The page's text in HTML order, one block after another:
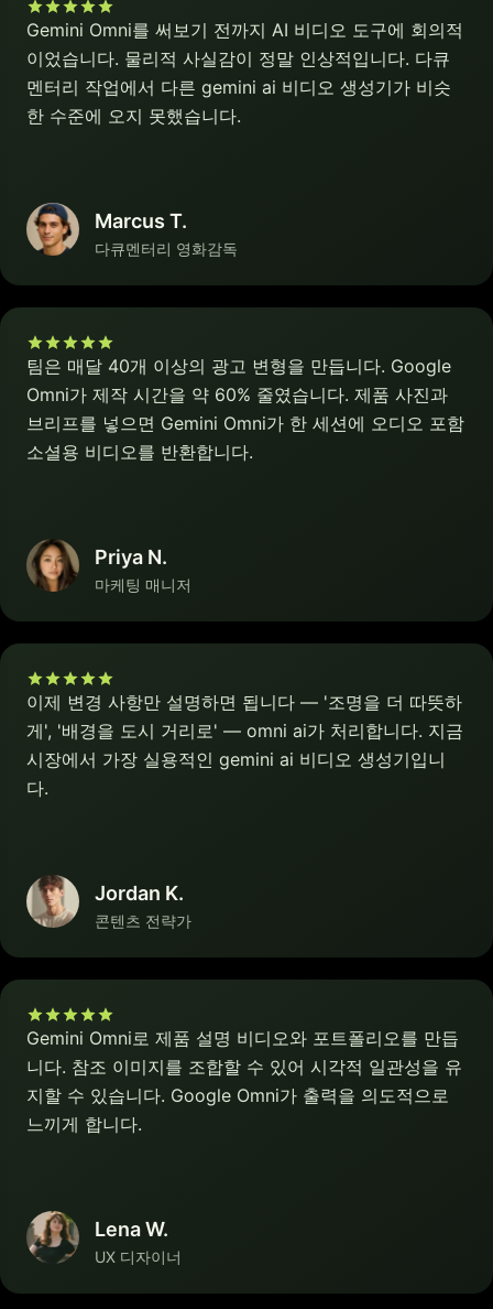
Gemini Omni를 써보기 전까지 AI 비디오 도구에 회의적
이었습니다. 물리적 사실감이 정말 인상적입니다. 다큐
멘터리 작업에서 다른 gemini ai 비디오 생성기가 비슷
한 수준에 오지 못했습니다.
Marcus T.
다큐멘터리 영화감독
팀은 매달 40개 이상의 광고 변형을 만듭니다. Google
Omni가 제작 시간을 약 60% 줄였습니다. 제품 사진과
브리프를 넣으면 Gemini Omni가 한 세션에 오디오 포함
소셜용 비디오를 반환합니다.
Priya N.
마케팅 매니저
이제 변경 사항만 설명하면 됩니다 — '조명을 더 따뜻하
게', '배경을 도시 거리로' — omni ai가 처리합니다. 지금
시장에서 가장 실용적인 gemini ai 비디오 생성기입니
다.
Jordan K.
콘텐츠 전략가
Gemini Omni로 제품 설명 비디오와 포트폴리오를 만듭
니다. 참조 이미지를 조합할 수 있어 시각적 일관성을 유
지할 수 있습니다. Google Omni가 출력을 의도적으로
느끼게 합니다.
Lena W.
UX 디자이너